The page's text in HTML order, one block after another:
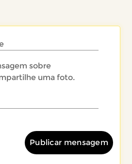
Publicar mensagem